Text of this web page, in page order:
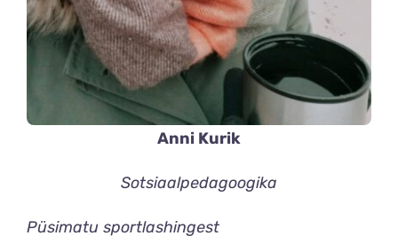
Anni Kurik
Sotsiaalpedagoogika
Püsimatu sportlashingest